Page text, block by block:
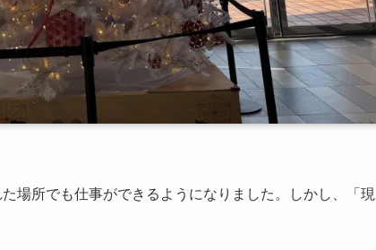
場所でも仕事ができるようになりました。しかし、「現